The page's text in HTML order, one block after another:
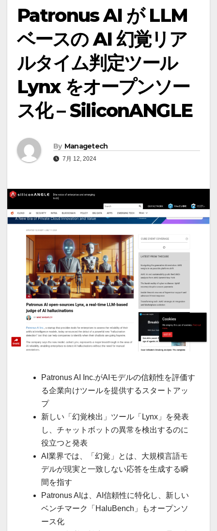
Patronus AI が LLM
ベースの AI 幻覚リア
ルタイム判定ツール
Lynx をオープンソー
ス化 – SiliconANGLE
By Managetech
7月 12, 2024
Patronus AI Inc.がAIモデルの信頼性を評価す
る企業向けツールを提供するスタートアッ
プ
新しい「幻覚検出」ツール「Lynx」を発表
し、チャットボットの異常を検出するのに
役立つと発表
AI業界では、「幻覚」とは、大規模言語モ
デルが現実と一致しない応答を生成する瞬
間を指す
Patronus AIは、AI信頼性に特化し、新しい
ベンチマーク「HaluBench」もオープンソ
ース化